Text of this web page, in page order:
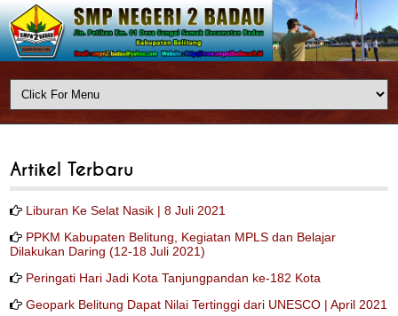
Artikel Terbaru
Liburan Ke Selat Nasik | 8 Juli 2021
PPKM Kabupaten Belitung, Kegiatan MPLS dan Belajar
Dilakukan Daring (12-18 Juli 2021)
Peringati Hari Jadi Kota Tanjungpandan ke-182 Kota
Geopark Belitung Dapat Nilai Tertinggi dari UNESCO | April 2021